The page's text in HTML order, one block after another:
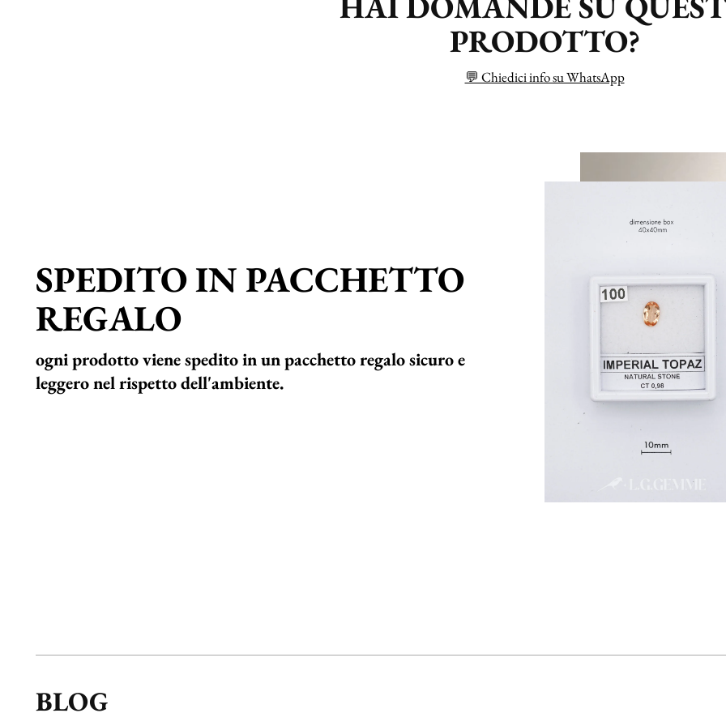
PRODOTTO?
💬 Chiedici info su WhatsApp
SPEDITO IN PACCHETTO
REGALO
ogni prodotto viene spedito in un pacchetto regalo sicuro e
leggero nel rispetto dell'ambiente.
BLOG